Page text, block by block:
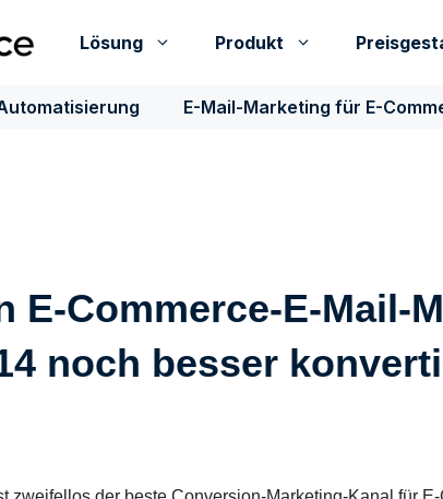
Lösung Produkt
E-Mail-Marketing für E-
E-Commerce-E-Mail-
noch besser